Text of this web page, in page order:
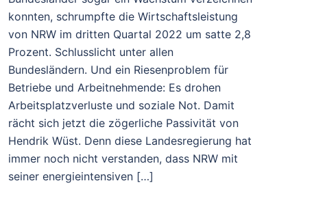
konnten, schrumpfte die Wirtschaftsleistung
von NRW im dritten Quartal 2022 um satte 2,8
Prozent. Schlusslicht unter allen
Bundesländern. Und ein Riesenproblem für
Betriebe und Arbeitnehmende: Es drohen
Arbeitsplatzverluste und soziale Not. Damit
rächt sich jetzt die zögerliche Passivität von
Hendrik Wüst. Denn diese Landesregierung hat
immer noch nicht verstanden, dass NRW mit
seiner energieintensiven […]